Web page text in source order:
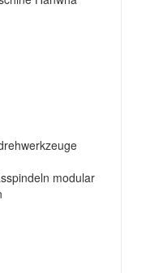
modular